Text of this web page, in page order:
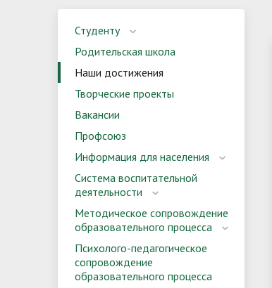
Материально-техническое
обеспечение и оснащенность
образовательного процесса.
Доступная среда
Обращения граждан
Вступительные испытания
Количество мест для приема по
каждой специальности в 2026
году
Информация об общежитии для
иногородних поступающих
Директора
акты в сфере противодействия
коррупции
Сведения о доходах, расходах, об
имуществе и обязательствах
имущественного характера
Студенту
Родительская школа
Наши достижения
Творческие проекты
Вакансии
Профсоюз
Информация для населения
Система воспитательной
деятельности
Методическое сопровождение
образовательного процесса
Психолого-педагогическое
сопровождение
образовательного процесса